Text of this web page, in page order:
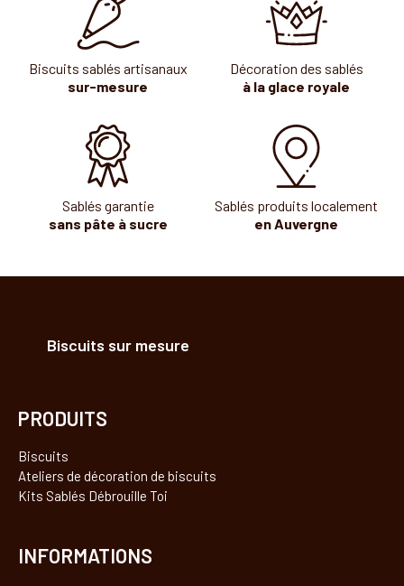
Biscuits sablés artisanaux
sur-mesure
Décoration des sablés
à la glace royale
Sablés garantie
sans pâte à sucre
Sablés produits localement
en Auvergne
Biscuits sur mesure
PRODUITS
Biscuits
Ateliers de décoration de biscuits
Kits Sablés Débrouille Toi
INFORMATIONS